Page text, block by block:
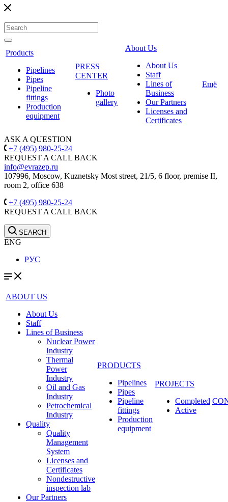
Products
Pipelines
Pipes
Pipeline
fittings
Production
equipment
PRESS
CENTER
Photo
gallery
About Us
About Us
Staff
Lines of
Business
Our Partners
Licenses and
Certificates
Ещё
ASK A QUESTION
+7 (495) 980-25-24
REQUEST A CALL BACK
info@evrazep.ru
107996, Moscow, Kuznetsky Most street, 21/5, 6 floor, premise II,
room 2, office 638
+7 (495) 980-25-24
REQUEST A CALL BACK
SEARCH
ENG
РУС
ABOUT US
About Us
Staff
Lines of Business
Nuclear Power
Industry
Thermal
Power
Industry
Oil and Gas
Industry
Petrochemical
Industry
Quality
Quality
Management
System
Licenses and
Certificates
Nondestructive
inspection lab
Our Partners
PRODUCTS
Pipelines
Pipes
Pipeline
fittings
Production
equipment
PROJECTS
Completed
Active